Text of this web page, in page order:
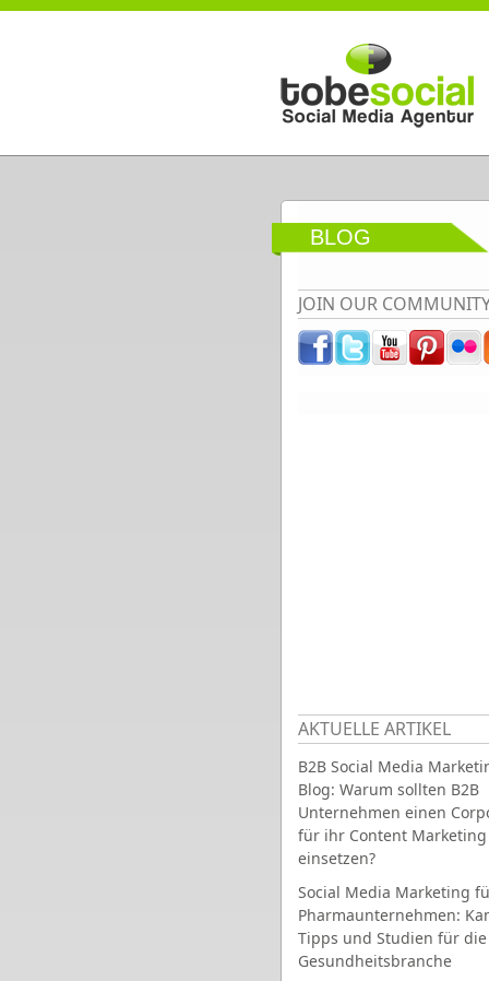
Direkt zum Inhalt
BLOG
JOIN OUR
AKTUELLE ARTIKEL
B2B Social Media
Blog: Warum sollten B2B
Unternehmen einen
für ihr Content Marketing
einsetzen?
Social Media Marketing
Pharmaunternehmen:
Tipps und Studien für die
Gesundheitsbranche